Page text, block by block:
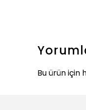
Bu ürün için